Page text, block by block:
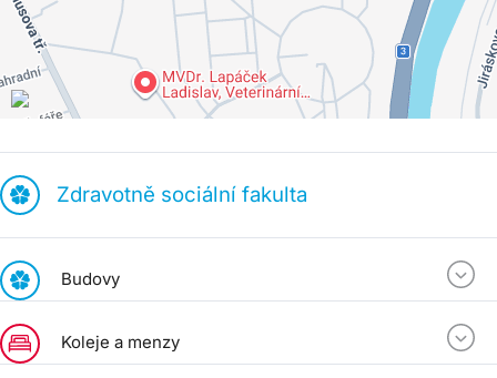
Zdravotně sociální fakulta
Budovy
Koleje a menzy